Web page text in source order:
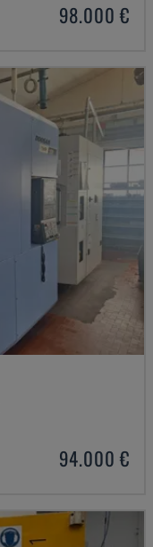
98.000 €
94.000 €